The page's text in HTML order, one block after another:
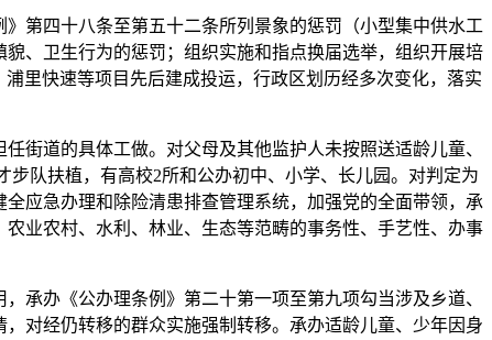
第四十八条至第五十二条所列景象的惩罚（小型集中供水工
、卫生行为的惩罚；组织实施和指点换届选举，组织开展培
里快速等项目先后建成投运，行政区划历经多次变化，落实
道的具体工做。对父母及其他监护人未按照送适龄儿童、
队扶植，有高校2所和公办初中、小学、长儿园。对判定为
应急办理和除险清患排查管理系统，加强党的全面带领，承
业农村、水利、林业、生态等范畴的事务性、手艺性、办事
办《公办理条例》第二十第一项至第九项勾当涉及乡道、
对经仍转移的群众实施强制转移。承办适龄儿童、少年因身